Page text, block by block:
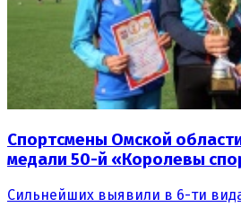
Спортсмены Омcкой
медали 50-й «Королевы
Сильнейших выявили в 6-ти